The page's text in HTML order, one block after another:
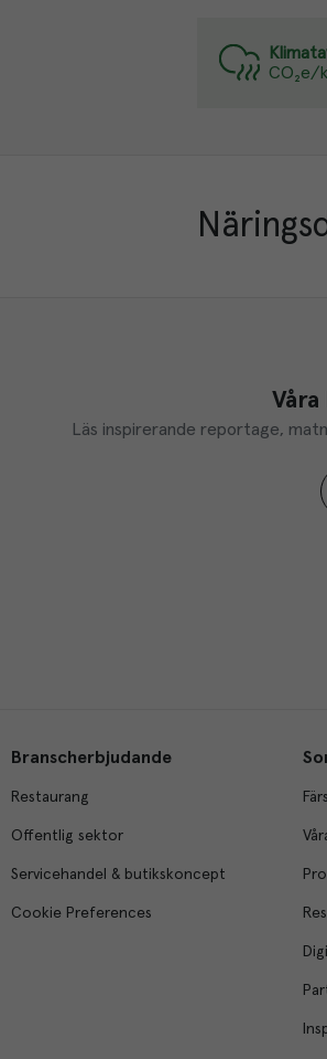
CO₂e/
Våra
Läs inspirerande reportage,
Branscherbjudande
Restaurang
Offentlig sektor
Servicehandel & butikskoncept
Cookie Preferences